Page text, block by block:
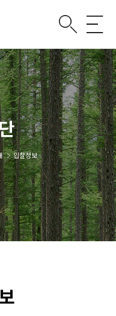
입찰정보